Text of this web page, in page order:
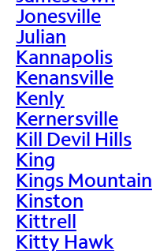
Jonesville
Julian
Kannapolis
Kenansville
Kenly
Kernersville
Kill Devil Hills
King
Kings Mountain
Kinston
Kittrell
Kitty Hawk